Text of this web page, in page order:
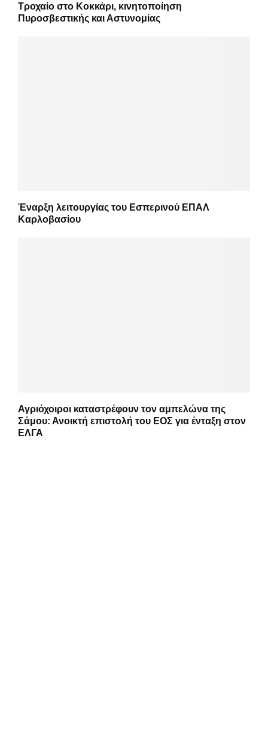
Τροχαίο στο Κοκκάρι, κινητοποίηση
Πυροσβεστικής και Αστυνομίας
Έναρξη λειτουργίας του Εσπερινού ΕΠΑΛ
Καρλοβασίου
Αγριόχοιροι καταστρέφουν τον αμπελώνα της
Σάμου: Ανοικτή επιστολή του ΕΟΣ για ένταξη στον
ΕΛΓΑ